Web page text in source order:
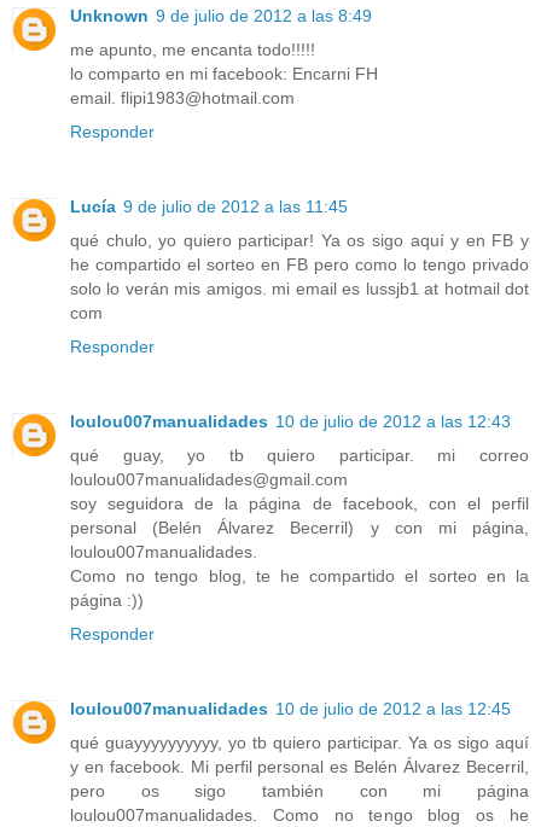
Unknown 9 de julio de 2012 a las 8:49
me apunto, me encanta todo!!!!!
lo comparto en mi facebook: Encarni FH
email. flipi1983@hotmail.com
Responder
Lucía 9 de julio de 2012 a las 11:45
qué chulo, yo quiero participar! Ya os sigo aquí y en FB y
he compartido el sorteo en FB pero como lo tengo privado
solo lo verán mis amigos. mi email es lussjb1 at hotmail dot
com
Responder
loulou007manualidades 10 de julio de 2012 a las 12:43
qué guay, yo tb quiero participar. mi correo
loulou007manualidades@gmail.com
soy seguidora de la página de facebook, con el perfil
personal (Belén Álvarez Becerril) y con mi página,
loulou007manualidades.
Como no tengo blog, te he compartido el sorteo en la
página :))
Responder
loulou007manualidades 10 de julio de 2012 a las 12:45
qué guayyyyyyyyyy, yo tb quiero participar. Ya os sigo aquí
y en facebook. Mi perfil personal es Belén Álvarez Becerril,
pero os sigo también con mi página
loulou007manualidades. Como no tengo blog os he